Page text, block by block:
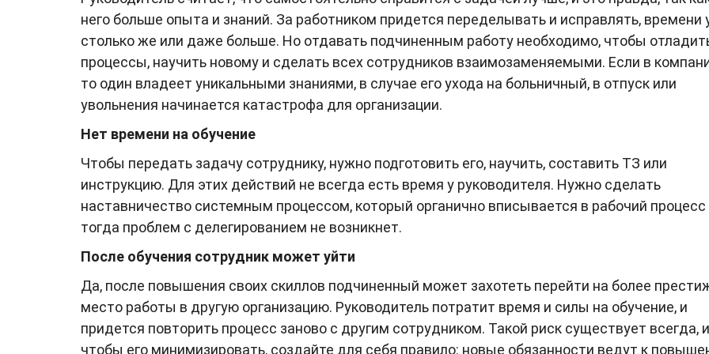
него больше опыта и знаний. За работником придется переделывать и исправлять, времени
столько же или даже больше. Но отдавать подчиненным работу необходимо, чтобы
процессы, научить новому и сделать всех сотрудников взаимозаменяемыми. Если в
то один владеет уникальными знаниями, в случае его ухода на больничный, в отпуск или
увольнения начинается катастрофа для организации.
Нет времени на обучение
Чтобы передать задачу сотруднику, нужно подготовить его, научить, составить ТЗ или
инструкцию. Для этих действий не всегда есть время у руководителя. Нужно сделать
наставничество системным процессом, который органично вписывается в рабочий процесс
тогда проблем с делегированием не возникнет.
После обучения сотрудник может уйти
Да, после повышения своих скиллов подчиненный может захотеть перейти на более
место работы в другую организацию. Руководитель потратит время и силы на обучение, и
придется повторить процесс заново с другим сотрудником. Такой риск существует всегда, и
чтобы его минимизировать, создайте для себя правило: новые обязанности ведут к